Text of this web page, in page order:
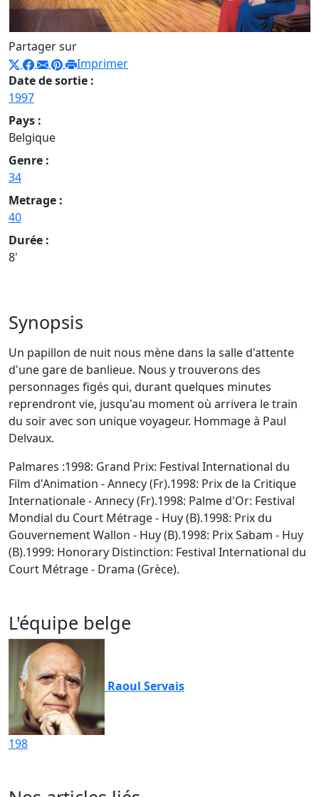
Partager sur
Imprimer
Date de sortie :
1997
Pays :
Belgique
Genre :
34
Metrage :
40
Durée :
8'
Synopsis
Un papillon de nuit nous mène dans la salle d'attente
d'une gare de banlieue. Nous y trouverons des
personnages figés qui, durant quelques minutes
reprendront vie, jusqu'au moment où arrivera le train
du soir avec son unique voyageur. Hommage à Paul
Delvaux.
Palmares :1998: Grand Prix: Festival International du
Film d'Animation - Annecy (Fr).1998: Prix de la Critique
Internationale - Annecy (Fr).1998: Palme d'Or: Festival
Mondial du Court Métrage - Huy (B).1998: Prix du
Gouvernement Wallon - Huy (B).1998: Prix Sabam - Huy
(B).1999: Honorary Distinction: Festival International du
Court Métrage - Drama (Grèce).
L'équipe belge
Raoul Servais
198